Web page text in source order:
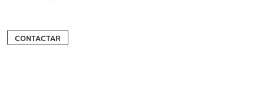
CONTACTAR